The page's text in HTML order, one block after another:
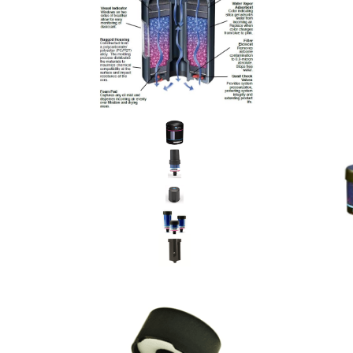
מעוניינים בציוד איכותי למפעלים?
עם מגוון חברות בינלאומיות בתחום חומרי
ציפויים ואיכות הסביבה
תחזרו אלי בהקדם